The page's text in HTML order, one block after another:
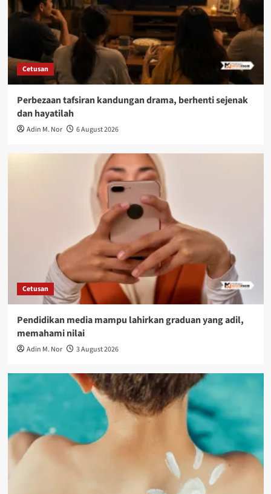
Cetusan
Perbezaan tafsiran kandungan drama, berhenti sejenak
dan hayatilah
Adin M. Nor 6 August 2026
Cetusan
Pendidikan media mampu lahirkan graduan yang adil,
memahami nilai
Adin M. Nor 3 August 2026